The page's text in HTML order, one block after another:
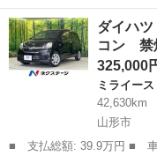
ダイハ
コン 禁
325,000
ミライース
42,630km
山形市
■ 支払総額: 39.9万円 ■ 車両本体価格： 325,000 円 ■ メーカー